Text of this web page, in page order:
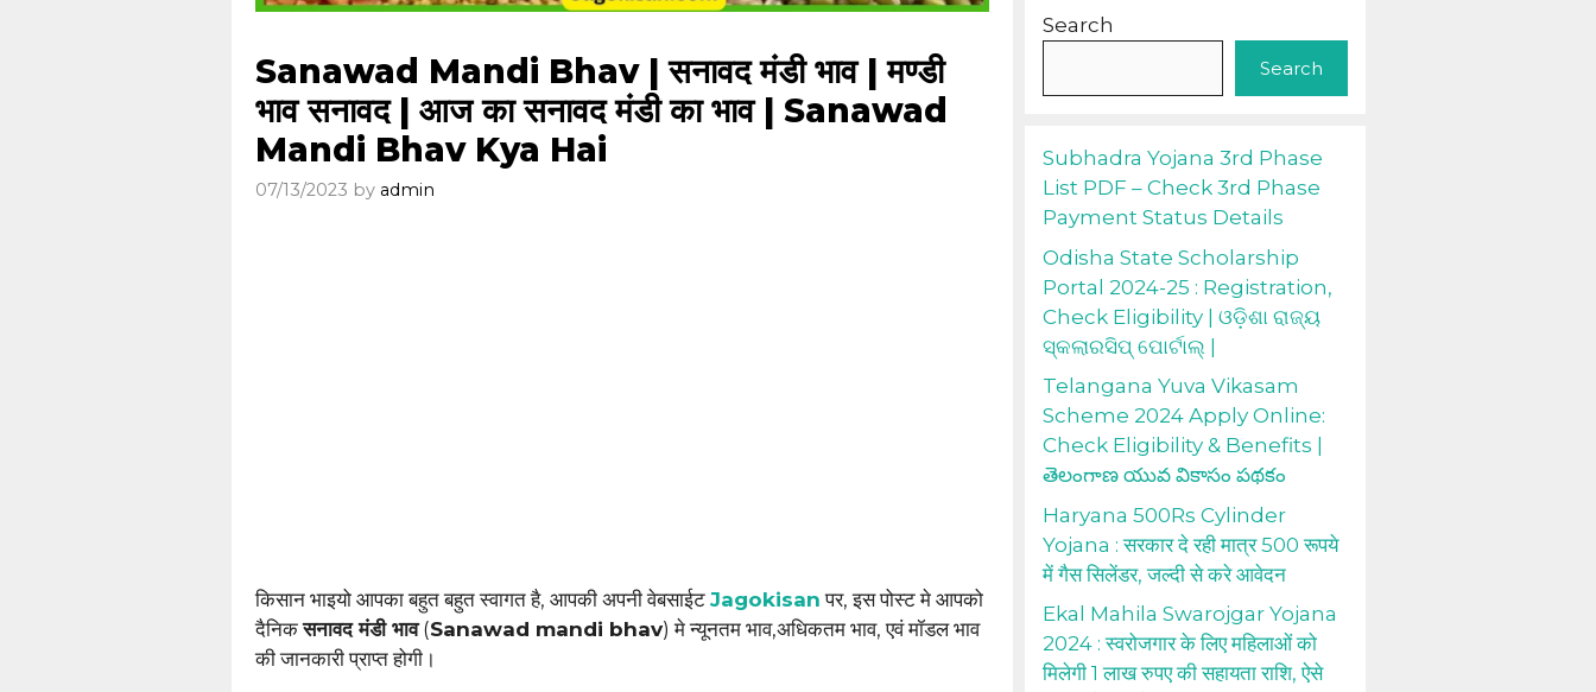
Sanawad Mandi Bhav | सनावद मंडी भाव | मण्डी
भाव सनावद | आज का सनावद मंडी का भाव | Sanawad
Mandi Bhav Kya Hai
07/13/2023 by admin
किसान भाइयो आपका बहुत बहुत स्वागत है, आपकी अपनी वेबसाईट Jagokisan पर, इस पोस्ट मे आपको
दैनिकसनावद मंडी भाव(Sanawad mandi bhav) मे न्यूनतम भाव,अधिकतम भाव, एवं मॉडल भाव
की जानकारी प्राप्त होगी।
Search
Search
Subhadra Yojana 3rd Phase
List PDF – Check 3rd Phase
Payment Status Details
Odisha State Scholarship
Portal 2024-25 : Registration,
Check Eligibility | ଓଡ଼ିଶା ରାଜ୍ୟ
ସ୍କଲାରସିପ୍ ପୋର୍ଟାଲ୍ |
Telangana Yuva Vikasam
Scheme 2024 Apply Online:
Check Eligibility & Benefits |
తెలంగాణ యువ వికాసం పథకం
Haryana 500Rs Cylinder
Yojana : सरकार दे रही मात्र 500 रूपये
में गैस सिलेंडर, जल्दी से करे आवेदन
Ekal Mahila Swarojgar Yojana
2024 : स्वरोजगार के लिए महिलाओं को
मिलेगी 1 लाख रुपए की सहायता राशि, ऐसे